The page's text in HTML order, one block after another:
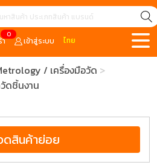
0
า เข้าสู่ระบบ ไทย
/ เครื่องมือวัด
ดชิ้นงาน
ดสินค้าย่อย